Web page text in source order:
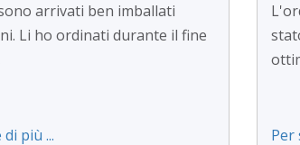
arrivati ben imballati
Li ho ordinati durante il fine
più ... Per